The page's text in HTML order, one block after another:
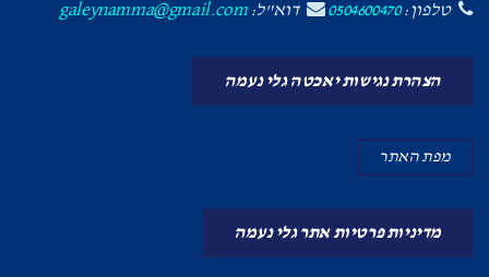
טלפון:0504600470 דוא"ל:galeynamma@gmail.com
הצהרת נגישות יאכטה גלי נעמה
מפת האתר
מדיניות פרטיות אתר גלי נעמה